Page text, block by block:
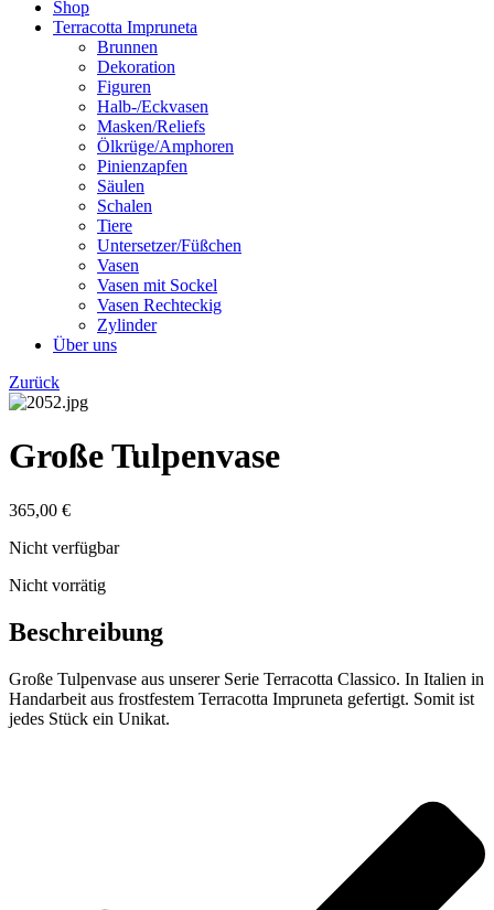
Shop
Terracotta Impruneta
Brunnen
Dekoration
Figuren
Halb-/Eckvasen
Masken/Reliefs
Ölkrüge/Amphoren
Pinienzapfen
Säulen
Schalen
Tiere
Untersetzer/Füßchen
Vasen
Vasen mit Sockel
Vasen Rechteckig
Zylinder
Über uns
Zurück
Große Tulpenvase
365,00 €
Nicht verfügbar
Nicht vorrätig
Beschreibung
Große Tulpenvase aus unserer Serie Terracotta Classico. In Italien in
Handarbeit aus frostfestem Terracotta Impruneta gefertigt. Somit ist
jedes Stück ein Unikat.